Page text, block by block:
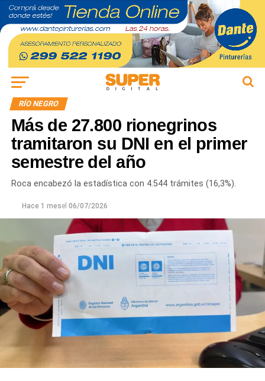
RÍO NEGRO
Más de 27.800 rionegrinos
tramitaron su DNI en el primer
semestre del año
Roca encabezó la estadística con 4.544 trámites (16,3%).
Hace 1 mesel 06/07/2026